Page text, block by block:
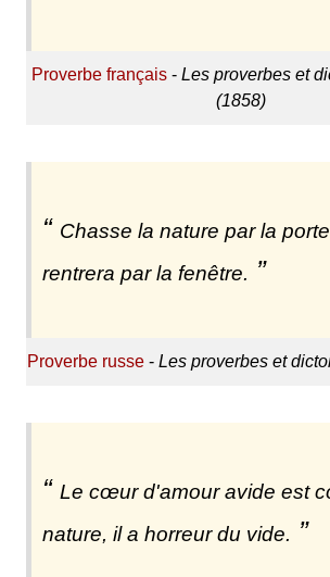
Proverbe français -Les proverbes et
(1858)
Chasse la nature par la
rentrera par la fenêtre.
Proverbe russe- Les proverbes et
Le cœur d'amour avide est
nature, il a horreur du vide.